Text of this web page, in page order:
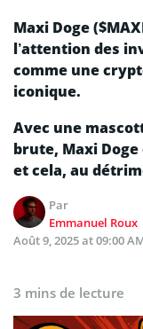
Maxi Doge
l’attention des
comme une
iconique.
Avec une
brute, Maxi
et cela, au
Par
Emmanuel Roux
Août 9, 2025 at 09:00
3 mins de lecture